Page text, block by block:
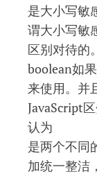
是大小写敏
谓大小写敏
区别对待的
boolean如
来使用。并
JavaScript
认为
是两个不同
加统一整洁